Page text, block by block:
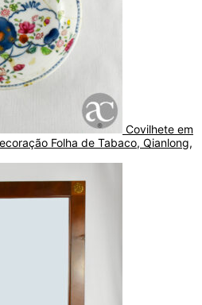
Covilhete em
Folha de Tabaco, Qianlong,